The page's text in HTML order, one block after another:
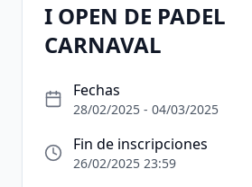
I OPEN DE PADEL
CARNAVAL
Fechas
28/02/2025 - 04/03/2025
Fin de inscripciones
26/02/2025 23:59